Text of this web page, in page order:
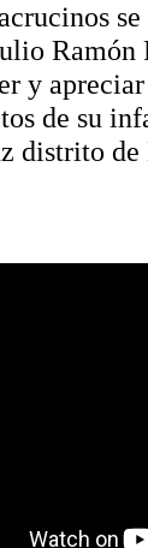
Ramón
y
de su
distrito